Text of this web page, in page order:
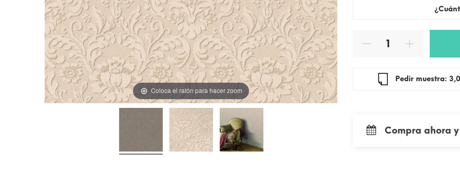
Coloca el ratón para hacer zoom
Pedir
Compra ahora